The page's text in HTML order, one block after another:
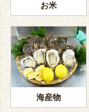
お米
海産物